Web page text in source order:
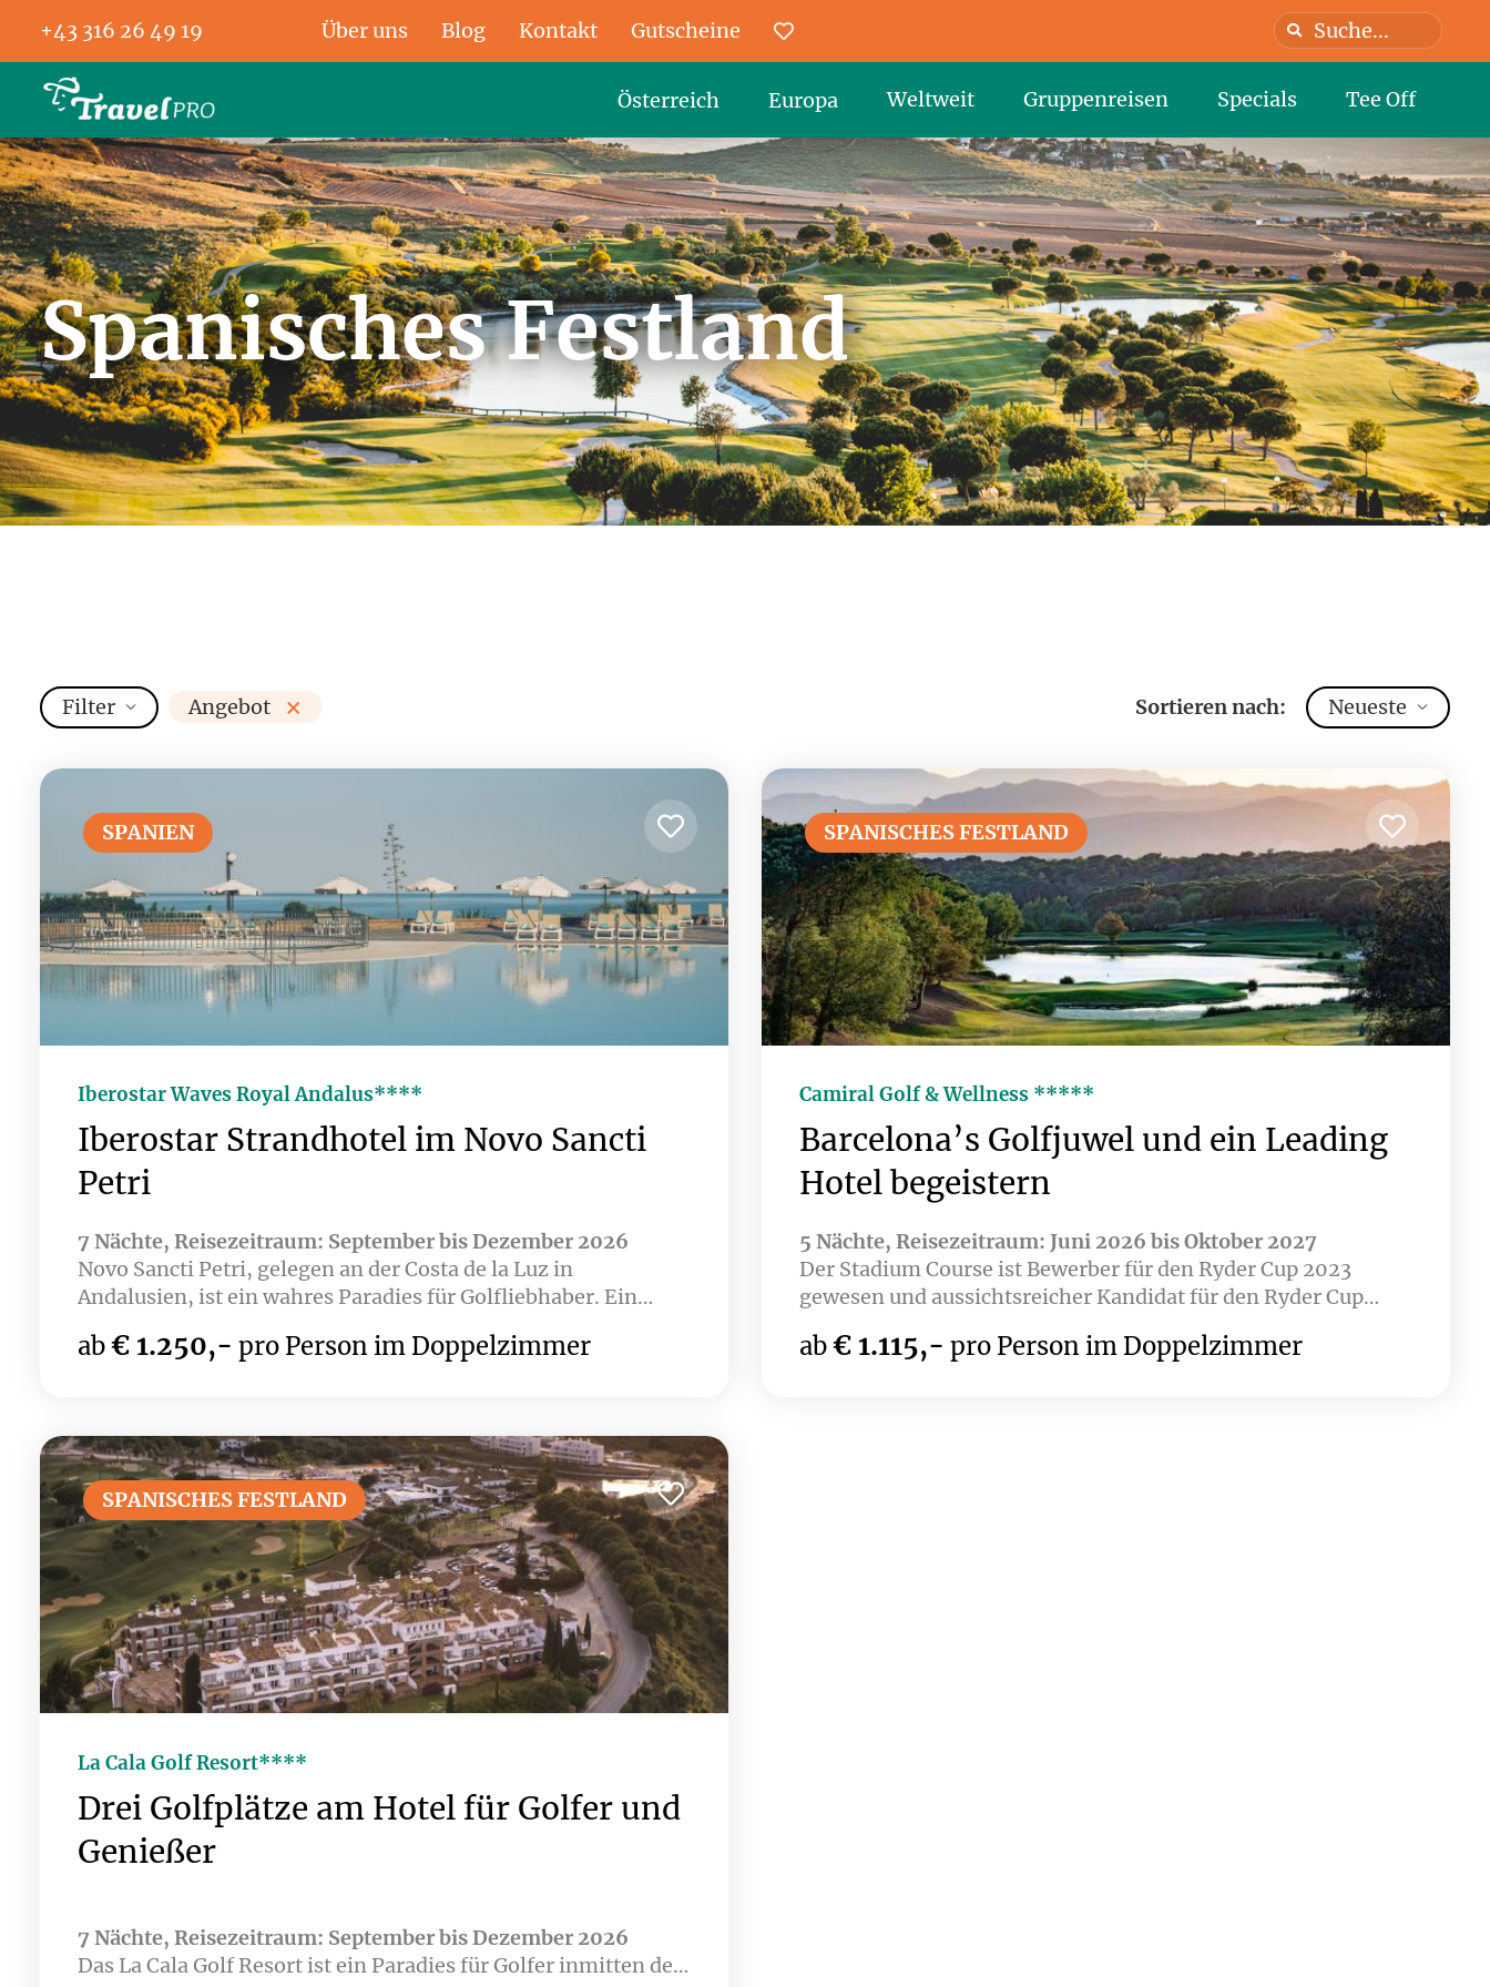
+43 316 26 49 19 Über uns Blog Kontakt Gutscheine Favoriten
Österreich Europa Weltweit Gruppenreisen Specials Tee Off
Spanisches Festland
Filter Angebot × Sortieren nach: Neueste
SPANIEN
Iberostar Waves Royal Andalus****
Iberostar Strandhotel im Novo Sancti
Petri
7 Nächte, Reisezeitraum: September bis Dezember 2026
Novo Sancti Petri, gelegen an der Costa de la Luz in
Andalusien, ist ein wahres Paradies für Golfliebhaber. Ein
eine große Auswahl an Golfplätzen mit andalusischem Charme
Petri A & B – zwei 18-Loch Championship Golfplätzen. Weitere
Golfplätze wie Campano, Sancti Petri Hills und La Estancia
liegen nur wenige Minuten entfernt.
ab€ 1.250,- pro Person im Doppelzimmer
SPANISCHES FESTLAND
Camiral Golf & Wellness *****
Barcelona’s Golfjuwel und ein Leading
Hotel begeistern
5 Nächte, Reisezeitraum: Juni 2026 bis Oktober 2027
Der Stadium Course ist Bewerber für den Ryder Cup 2023
gewesen und aussichtsreicher Kandidat für den Ryder Cup
of the World – gönnen Sie sich ein außergewöhnliches
ab€ 1.115,- pro Person im Doppelzimmer
SPANISCHES FESTLAND
La Cala Golf Resort****
Drei Golfplätze am Hotel für Golfer und
Genießer
7 Nächte, Reisezeitraum: September bis Dezember 2026
Das La Cala Golf Resort ist ein Paradies für Golfer inmitten der